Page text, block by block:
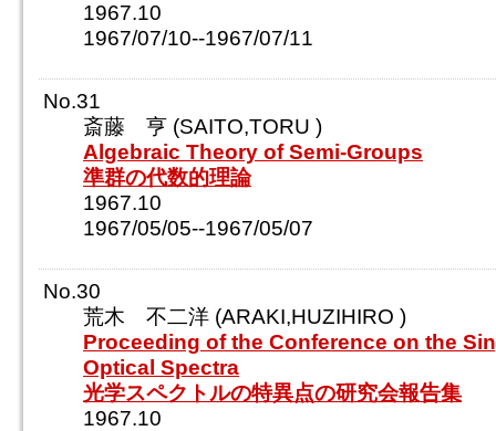
1967.10
1967/07/10--1967/07/11
No.31
斎藤 亨 (SAITO,TORU )
Algebraic Theory of Semi-Groups
準群の代数的理論
1967.10
1967/05/05--1967/05/07
No.30
荒木 不二洋 (ARAKI,HUZIHIRO )
Proceeding of the Conference on the
Optical Spectra
光学スペクトルの特異点の研究会報告集
1967.10